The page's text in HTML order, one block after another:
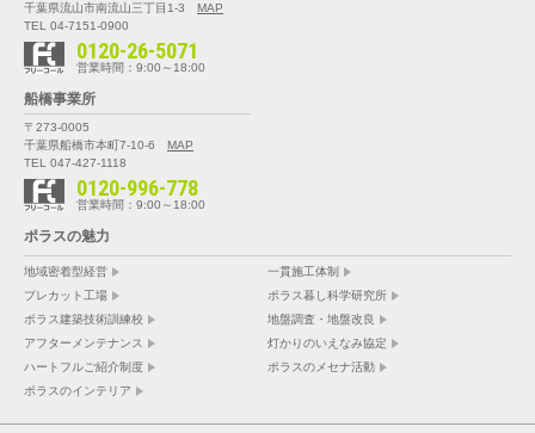
千葉県流山市南流山三丁目1-3
MAP
TEL 04-7151-0900
0120-26-5071
営業時間：9:00～18:00
船橋事業所
〒273-0005
千葉県船橋市本町7-10-6
MAP
TEL 047-427-1118
0120-996-778
営業時間：9:00～18:00
ポラスの魅力
地域密着型経営
一貫施工体制
プレカット工場
ポラス暮し科学研究所
ポラス建築技術訓練校
地盤調査・地盤改良
アフターメンテナンス
灯かりのいえなみ協定
ハートフルご紹介制度
ポラスのメセナ活動
ポラスのインテリア